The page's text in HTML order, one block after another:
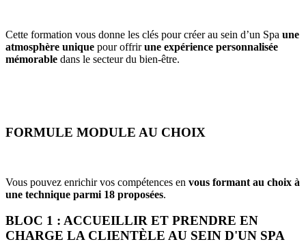
Cette formation vous donne les clés pour créer au sein d’un Spa une
atmosphère unique pour offrirune expérience personnalisée
mémorable dans le secteur du bien-être.
FORMULE MODULE AU CHOIX
Vous pouvez enrichir vos compétences en vous formant au choix à
une technique parmi 18 proposées.
BLOC 1 : ACCUEILLIR ET PRENDRE EN
CHARGE LA CLIENTÈLE AU SEIN D'UN SPA